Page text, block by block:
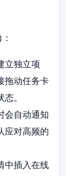
立独立项
拖动任务卡
。
会自动通知
应对高频的
中插入在线